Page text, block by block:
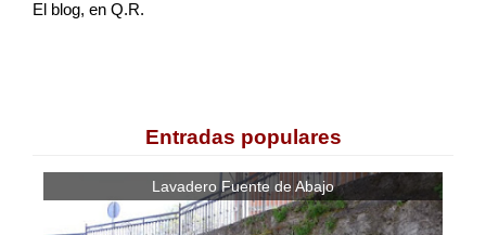
El blog, en Q.R.
Entradas populares
Lavadero Fuente de Abajo